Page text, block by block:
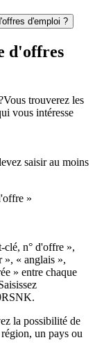
d'emploi ?
d'offres
Vous trouverez les
vous intéresse
saisir au moins
»
clé, n° d'offre »,
», « anglais »,
» entre chaque
la possibilité de
un pays ou